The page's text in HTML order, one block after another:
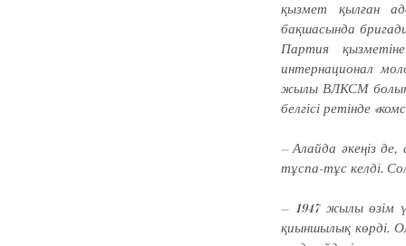
қыз­мет қылған
бақшасында
Партия
интернационал
жылы ВЛКСМ болып
белгісі ретінде
– Алайда әкеңіз
тұс­па-тұс келді.
– 1947 жылы өзім
қиын­шылық көрді.